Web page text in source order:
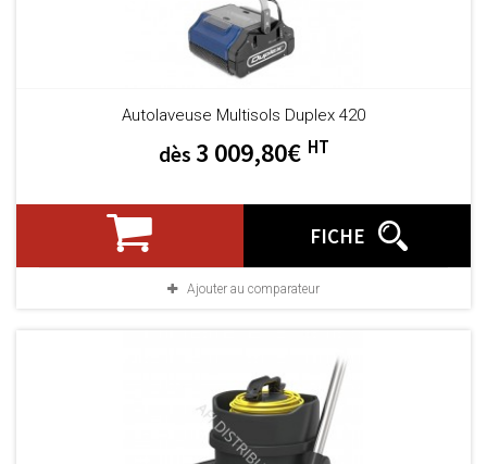
Autolaveuse Multisols Duplex 420
dès 3 009,80€ HT
FICHE
Ajouter au comparateur